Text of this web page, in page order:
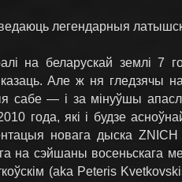
легендарныя
на беларускай землі 7
Але ж ня гледзячы
сабе — і за мінуўшы
года, які і будзе
новага дыска
на сэйшаны восеньскага
(aka Peteris